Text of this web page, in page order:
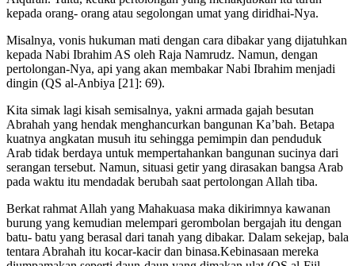
kepada orang- orang atau segolongan umat yang diridhai-Nya.
Misalnya, vonis hukuman mati dengan cara dibakar yang dijatuhkan
kepada Nabi Ibrahim AS oleh Raja Namrudz. Namun, dengan
pertolongan-Nya, api yang akan membakar Nabi Ibrahim menjadi
dingin (QS al-Anbiya [21]: 69).
Kita simak lagi kisah semisalnya, yakni armada gajah besutan
Abrahah yang hendak menghancurkan bangunan Ka’bah. Betapa
kuatnya angkatan musuh itu sehingga pemimpin dan penduduk
Arab tidak berdaya untuk mempertahankan bangunan sucinya dari
serangan tersebut. Namun, situasi getir yang dirasakan bangsa Arab
pada waktu itu mendadak berubah saat pertolongan Allah tiba.
Berkat rahmat Allah yang Mahakuasa maka dikirimnya kawanan
burung yang kemudian melempari gerombolan bergajah itu dengan
batu- batu yang berasal dari tanah yang dibakar. Dalam sekejap, bala
tentara Abrahah itu kocar-kacir dan binasa.Kebinasaan mereka